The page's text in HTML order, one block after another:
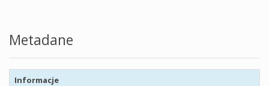
Metadane
Informacje